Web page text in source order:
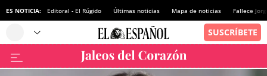
ES NOTICIA: Editoral - El Rúgido Últimas noticias Mapa de noticias Fallece